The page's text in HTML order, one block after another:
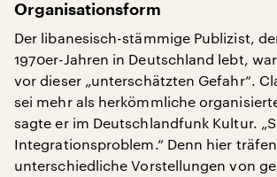
Organisationsform
Der libanesisch-stämmige Publizist,
1970er-Jahren in Deutschland lebt,
vor dieser „unterschätzten Gefahr“.
sei mehr als herkömmliche
sagte er im Deutschlandfunk Kultur.
Integrationsproblem.“ Denn hier
unterschiedliche Vorstellungen von